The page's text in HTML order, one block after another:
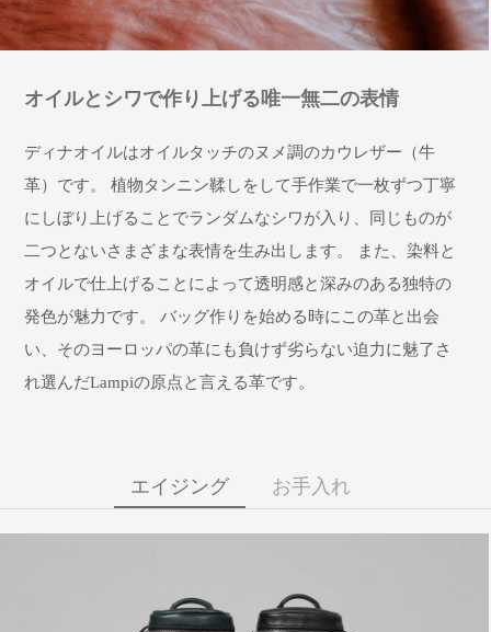
オイルとシワで作り上げる唯一無二の表情
ディナオイルはオイルタッチのヌメ調のカウレザー（牛
革）です。 植物タンニン鞣しをして手作業で一枚ずつ丁寧
にしぼり上げることでランダムなシワが入り、同じものが
二つとないさまざまな表情を生み出します。 また、染料と
オイルで仕上げることによって透明感と深みのある独特の
発色が魅力です。 バッグ作りを始める時にこの革と出会
い、そのヨーロッパの革にも負けず劣らない迫力に魅了さ
れ選んだLampiの原点と言える革です。
エイジング お手入れ